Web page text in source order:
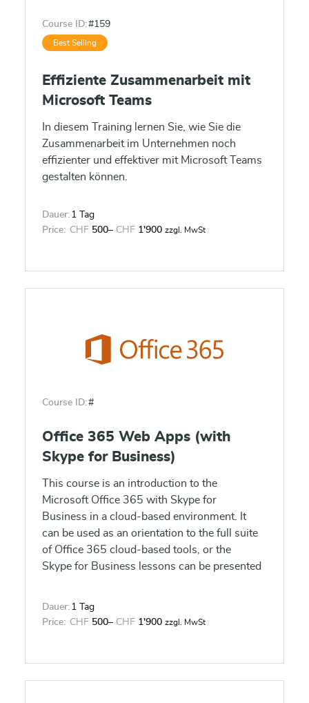
Course ID:#159
Best Selling
Effiziente Zusammenarbeit mit
Microsoft Teams
In diesem Training lernen Sie, wie Sie die
Zusammenarbeit im Unternehmen noch
effizienter und effektiver mit Microsoft Teams
gestalten können.
Dauer: 1 Tag
Price: CHF 500– CHF 1'900 zzgl. MwSt
Course ID:#
Office 365 Web Apps (with
Skype for Business)
This course is an introduction to the
Microsoft Office 365 with Skype for
Business in a cloud-based environment. It
can be used as an orientation to the full suite
of Office 365 cloud-based tools, or the
Skype for Business lessons can be presented
student reference.
Dauer: 1 Tag
Price: CHF 500– CHF 1'900 zzgl. MwSt